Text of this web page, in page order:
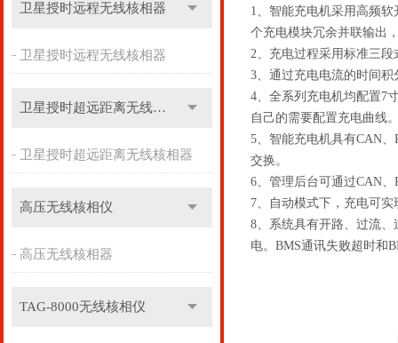
卫星授时远程无线核相器
卫星授时远程无线核相器
卫星授时超远距离无线核相器
卫星授时超远距离无线核相器
高压无线核相仪
高压无线核相器
TAG-8000无线核相仪
1、智能充电机采用高频
个充电模块冗余并联输出
2、充电过程采用标准三
3、通过充电电流的时间
4、全系列充电机均配置7
自己的需要配置充电曲线
5、智能充电机具有CAN
交换。
6、管理后台可通过CAN
7、自动模式下，充电可
8、系统具有开路、过流
电。BMS通讯失败超时和